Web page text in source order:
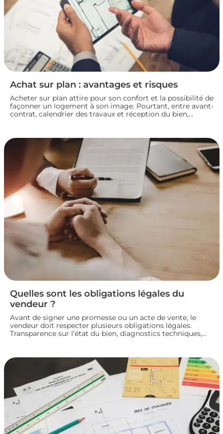
Achat sur plan : avantages et risques
Acheter sur plan attire pour son confort et la possibilité de
façonner un logement à son image. Pourtant, entre avant-
contrat, calendrier des travaux et réception du bien,
atouts et les zones de vigilance de cette démarche.
Quelles sont les obligations légales du
vendeur ?
Avant de signer une promesse ou un acte de vente, le
vendeur doit respecter plusieurs obligations légales.
Transparence sur l’état du bien, diagnostics techniques,
l’acheteur. Décryptage des principaux devoirs à connaître
pour vendre un logement en toute conformité et éviter